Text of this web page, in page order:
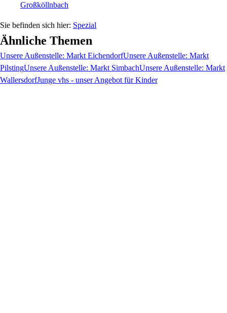
Großköllnbach
Spezial
Ähnliche Themen
Unsere Außenstelle: Markt EichendorfUnsere Außenstelle: Markt
PilstingUnsere Außenstelle: Markt SimbachUnsere Außenstelle: Markt
WallersdorfJunge vhs - unser Angebot für Kinder